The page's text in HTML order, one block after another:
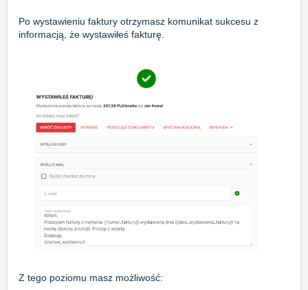
Po wystawieniu faktury otrzymasz komunikat sukcesu z
informacją, że wystawiłeś fakturę.
Z tego poziomu masz możliwość: